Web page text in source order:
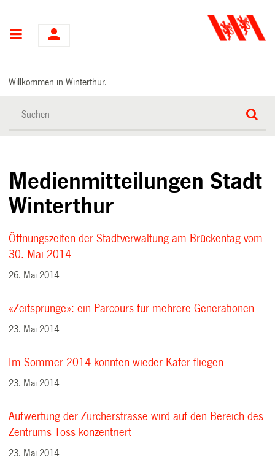
Hauptnavigation
Willkommen in Winterthur.
Medienmitteilungen Stadt
Winterthur
Öffnungszeiten der Stadtverwaltung am Brückentag vom
30. Mai 2014
26. Mai 2014
«Zeitsprünge»: ein Parcours für mehrere Generationen
23. Mai 2014
Im Sommer 2014 könnten wieder Käfer fliegen
23. Mai 2014
Aufwertung der Zürcherstrasse wird auf den Bereich des
Zentrums Töss konzentriert
23. Mai 2014